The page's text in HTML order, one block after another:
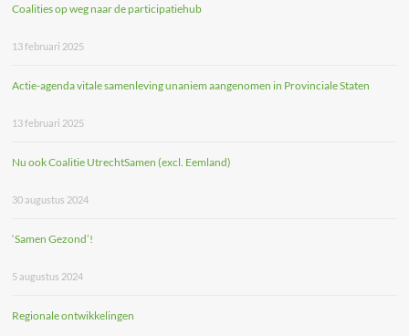
Coalities op weg naar de participatiehub
13 februari 2025
Actie-agenda vitale samenleving unaniem aangenomen in Provinciale Staten
13 februari 2025
Nu ook Coalitie UtrechtSamen (excl. Eemland)
30 augustus 2024
‘Samen Gezond’!
5 augustus 2024
Regionale ontwikkelingen